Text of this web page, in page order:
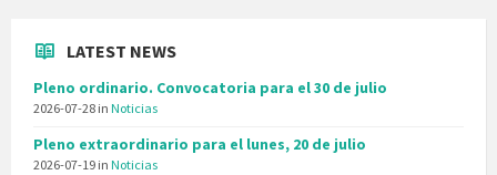
LATEST NEWS
Pleno ordinario. Convocatoria para el 30 de julio
2026-07-28 in Noticias
Pleno extraordinario para el lunes, 20 de julio
2026-07-19 in Noticias